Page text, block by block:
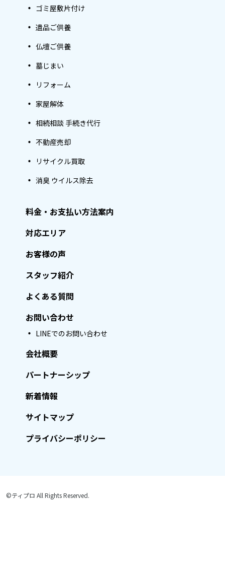
ゴミ屋敷片付け
遺品ご供養
仏壇ご供養
墓じまい
リフォーム
家屋解体
相続相談 手続き代行
不動産売却
リサイクル買取
消臭 ウイルス除去
料金・お支払い方法案内
対応エリア
お客様の声
スタッフ紹介
よくある質問
お問い合わせ
LINEでのお問い合わせ
会社概要
パートナーシップ
新着情報
サイトマップ
プライバシーポリシー
©ティプロ All Rights Reserved.